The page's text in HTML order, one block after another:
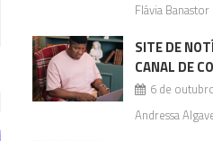
Flávia Banastor
SITE DE
CANAL DE
6 de
Andressa